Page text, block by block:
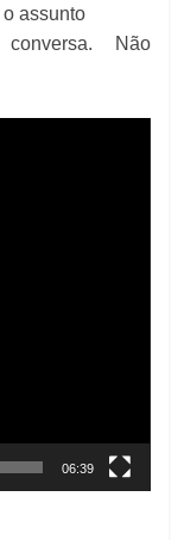
assunto
conversa. Não
06:39